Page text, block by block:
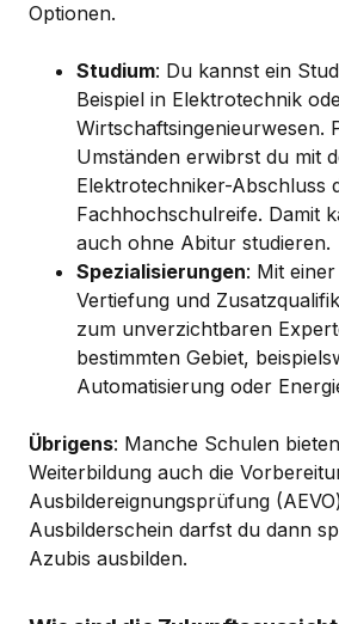
Optionen.
Studium: Du kannst ein
Beispiel in Elektrotechnik
Wirtschaftsingenieurwesen.
Umständen erwibrst du mit
Elektrotechniker-Abschluss
Fachhochschulreife. Damit
auch ohne Abitur studieren.
Spezialisierungen: Mit
Vertiefung und
zum unverzichtbaren
bestimmten Gebiet,
Automatisierung oder
Übrigens: Manche Schulen
Weiterbildung auch die
Ausbildereignungsprüfung
Ausbilderschein darfst du dann
Azubis ausbilden.